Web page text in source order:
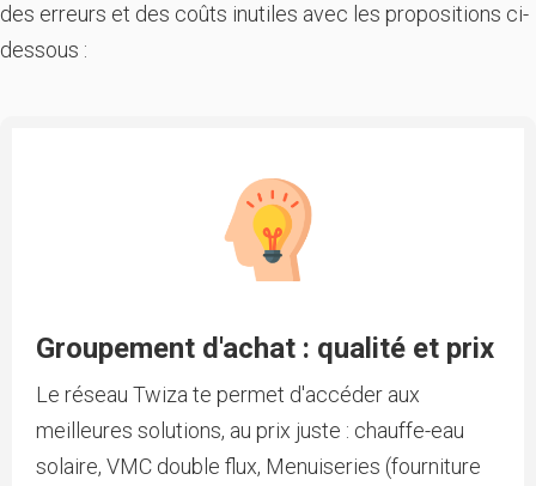
des erreurs et des coûts inutiles avec les propositions ci-
dessous :
Groupement d'achat : qualité et prix
Le réseau Twiza te permet d'accéder aux
meilleures solutions, au prix juste : chauffe-eau
solaire, VMC double flux, Menuiseries (fourniture